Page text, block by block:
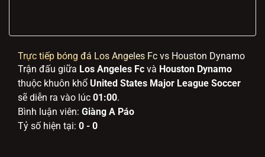
Trực tiếp bóng đá Los Angeles Fc vs Houston Dynamo
Trận đấu giữa Los Angeles Fc và Houston Dynamo
thuộc khuôn khổ United States Major League Soccer
sẽ diễn ra vào lúc 01:00.
Bình luận viên: Giàng A Páo
Tỷ số hiện tại: 0 - 0